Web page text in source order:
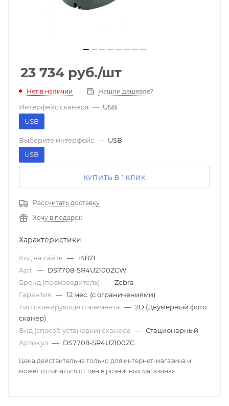
23 734 руб./шт
Нет в наличии Нашли дешевле?
Интерфейс сканера — USB
USB
Выберите интерфейс — USB
USB
КУПИТЬ В 1 КЛИК
Рассчитать доставку
Хочу в подарок
Характеристики
Код на сайте — 14871
Арт. — DS7708-SR4U2100ZCW
Бренд (производитель) — Zebra
Гарантия — 12 мес. (с ограничениями)
Тип сканирующего элемента — 2D (Двумерный фото
сканер)
Вид (способ установки) сканера — Стационарный
Артикул — DS7708-SR4U2100ZC
Цена действительна только для интернет-магазина и
может отличаться от цен в розничных магазинах